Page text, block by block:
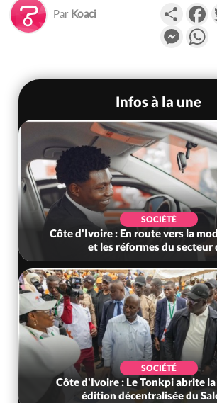
Par Koaci
Infos à la une
SOCIÉTÉ
Côte d'Ivoire : En route vers la
et les réformes du secteur
SOCIÉTÉ
Côte d'Ivoire : Le Tonkpi abrite
édition décentralisée du